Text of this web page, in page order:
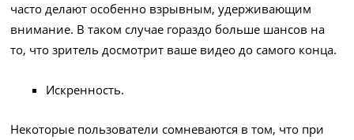
часто делают особенно взрывным, удерживающим
внимание. В таком случае гораздо больше шансов на
то, что зритель досмотрит ваше видео до самого конца.
Искренность.
Некоторые пользователи сомневаются в том, что при